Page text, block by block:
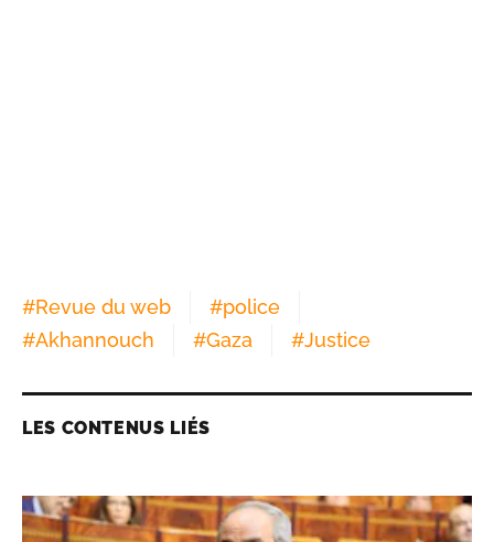
#Revue du web #police
#Akhannouch #Gaza #Justice
LES CONTENUS LIÉS